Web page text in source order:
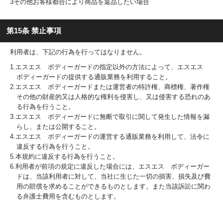
3その他お客様都合により商品を返品したい場合
第15条 禁止事項
利用者は、下記の行為を行ってはなりません。
1.エスエス ボディーガードの指定以外の方法によって、エスエス
ボディーガードの提供する通販業務を利用すること。
2.エスエス ボディーガードまたは運営者の特許権、商標権、著作権
その他の財産的又は人格的な権利を侵害し、又は侵害する恐れのあ
る行為を行うこと。
3.エスエス ボディーガードに無断で取引に関して発生した情報を漏
らし、または公開すること。
4.エスエス ボディーガードの運営する通販業務を利用して、法令に
違反する行為を行うこと。
5.本規約に違反する行為を行うこと。
6.利用者が前項の規定に違反した場合には、エスエス ボディーガー
ドは、当該利用者に対して、当社に生じた一切の損害、損失及び費
用の賠償を求めることができるものとします。また当該訴訟に関わ
る弁護士費用を含むものとします。